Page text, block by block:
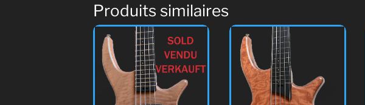
Produits similaires